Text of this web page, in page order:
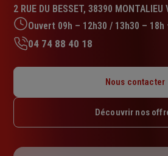
4.7
sur
5
étoiles
2 RUE DU BESSET, 38390 MONTALIEU
Ouvert 09h – 12h30 / 13h30 – 18h
Mardi : 09h – 12h30 / 14h – 18h
Jeudi : 09h – 12h30 / 13h30 – 18h
Dimanche : Fermé
04 74 88 40 18
Nous contacter
Découvrir nos